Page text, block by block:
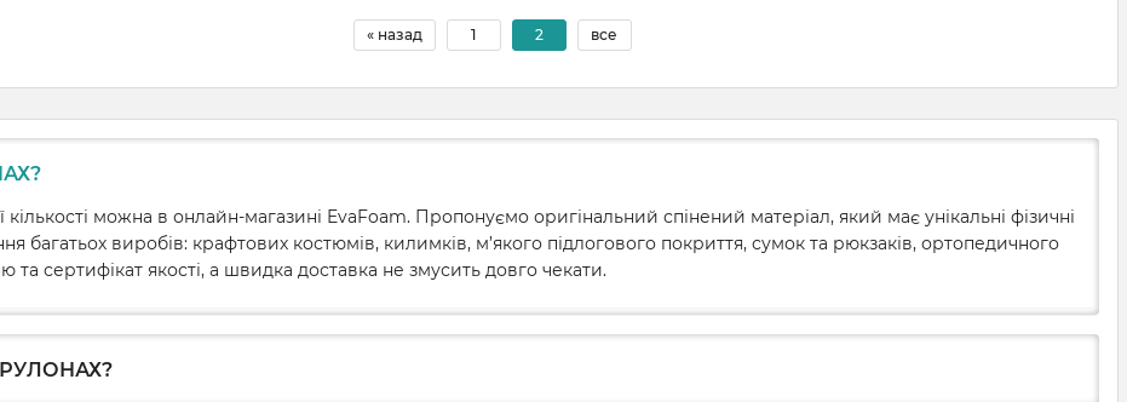
« назад 1 2 все
можна в онлайн-магазині EvaFoam. Пропонуємо оригінальний спінений матеріал, який має унікальні фізичні
багатьох виробів: крафтових костюмів, килимків, м’якого підлогового покриття, сумок та рюкзаків, ортопедичного
та сертифікат якості, а швидка доставка не змусить довго чекати.